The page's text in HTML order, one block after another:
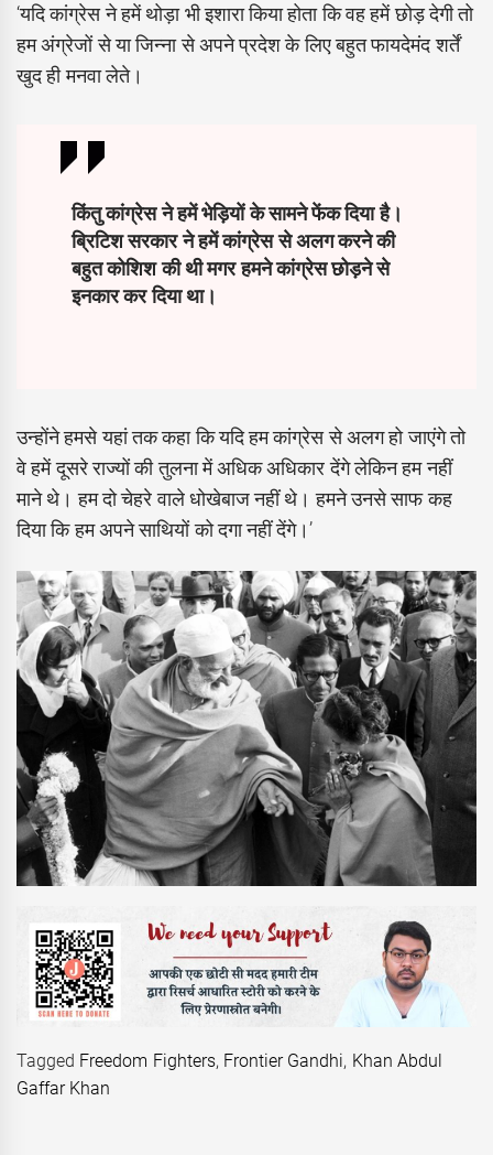
‘यदि कांग्रेस ने हमें थोड़ा भी इशारा किया होता कि वह हमें छोड़ देगी तो
हम अंग्रेजों से या जिन्ना से अपने प्रदेश के लिए बहुत फायदेमंद शर्तें
खुद ही मनवा लेते।
किंतु कांग्रेस ने हमें भेड़ियों के सामने फेंक दिया है।
ब्रिटिश सरकार ने हमें कांग्रेस से अलग करने की
बहुत कोशिश की थी मगर हमने कांग्रेस छोड़ने से
इनकार कर दिया था।
उन्होंने हमसे यहां तक कहा कि यदि हम कांग्रेस से अलग हो जाएंगे तो
वे हमें दूसरे राज्यों की तुलना में अधिक अधिकार देंगे लेकिन हम नहीं
माने थे। हम दो चेहरे वाले धोखेबाज नहीं थे। हमने उनसे साफ कह
दिया कि हम अपने साथियों को दगा नहीं देंगे।’
Tagged Freedom Fighters, Frontier Gandhi, Khan Abdul
Gaffar Khan